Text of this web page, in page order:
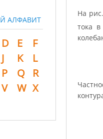
АЛФАВИТ
D E
F
J K
L
P Q
R
V W X
На
тока